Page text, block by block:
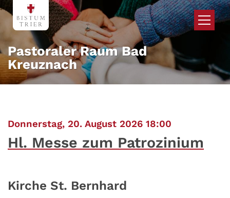
Zum Inhalt springen
Pastoraler Raum Bad
Kreuznach
Donnerstag, 20. August 2026 18:00
Hl. Messe zum Patrozinium
Kirche St. Bernhard